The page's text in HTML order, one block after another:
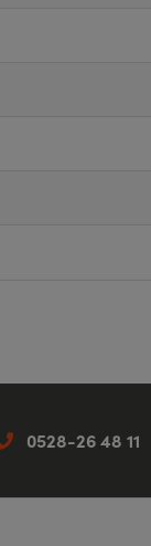
0528-26 48 11